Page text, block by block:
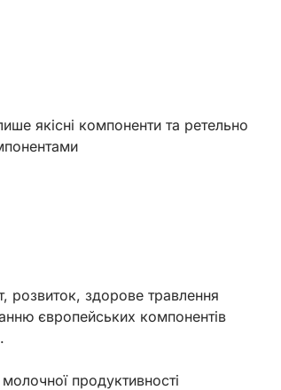
якісні компоненти та ретельно
розвиток, здорове травлення
європейських компонентів
продуктивності